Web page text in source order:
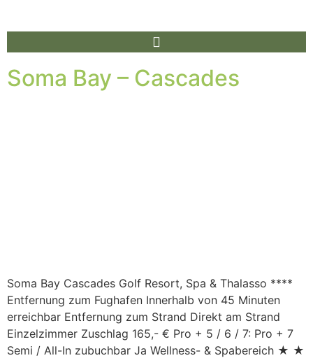
Soma Bay – Cascades
Soma Bay Cascades Golf Resort, Spa & Thalasso ****
Entfernung zum Fughafen Innerhalb von 45 Minuten
erreichbar Entfernung zum Strand Direkt am Strand
Einzelzimmer Zuschlag 165,- € Pro + 5 / 6 / 7: Pro + 7
Semi / All-In zubuchbar Ja Wellness- & Spabereich ★ ★